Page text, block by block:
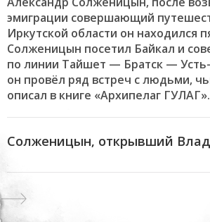
эмиграции совершающий
Иркутской области он находился
Солженицын посетил Байкал и
по линии Тайшет — Братск —
он провёл ряд встреч с людьми,
описал в книге «Архипелаг ГУЛАГ».
Солженицын, открывший
Next